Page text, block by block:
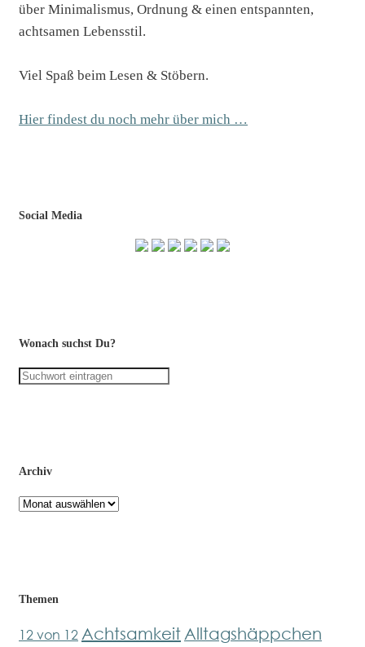
über Minimalismus, Ordnung & einen entspannten,
achtsamen Lebensstil.
Viel Spaß beim Lesen & Stöbern.
Hier findest du noch mehr über mich …
Social Media
Wonach suchst Du?
Archiv
Archiv
Themen
12 von 12 Achtsamkeit Alltagshäppchen